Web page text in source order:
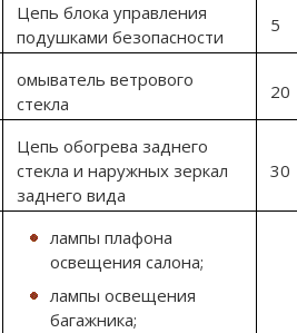
Цепь блока управления
подушками безопасности
5
омыватель ветрового
стекла
20
Цепь обогрева заднего
стекла и наружных зеркал
заднего вида
30
лампы плафона
освещения салона;
лампы освещения
багажника;